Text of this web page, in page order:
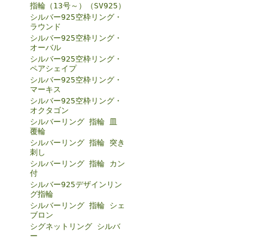
指輪（13号～）（SV925）
シルバー925空枠リング・
ラウンド
シルバー925空枠リング・
オーバル
シルバー925空枠リング・
ペアシェイプ
シルバー925空枠リング・
マーキス
シルバー925空枠リング・
オクタゴン
シルバーリング 指輪 皿
覆輪
シルバーリング 指輪 突き
刺し
シルバーリング 指輪 カン
付
シルバー925デザインリン
グ指輪
シルバーリング 指輪 シェ
ブロン
シグネットリング シルバ
ー